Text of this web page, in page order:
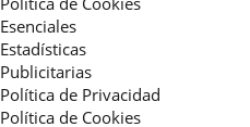
Esenciales
Estadísticas
Publicitarias
Política de Privacidad
Política de Cookies